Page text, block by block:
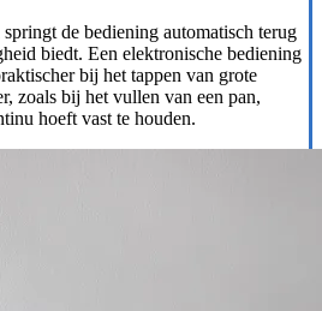
de bediening automatisch terug
biedt. Een elektronische bediening
bij het tappen van grote
zoals bij het vullen van een pan,
hoeft vast te houden.